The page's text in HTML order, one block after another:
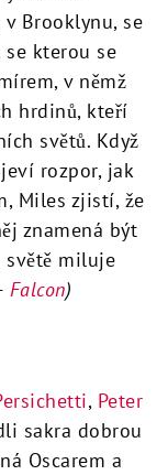
Brooklynu, se
se kterou se
v němž
hrdinů, kteří
světů. Když
rozpor, jak
Miles zjistí, že
znamená být
světě miluje
Falcon)
, Peter
sakra dobrou
Oscarem a